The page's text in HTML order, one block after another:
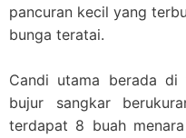
pancuran kecil yang
bunga teratai.
Candi utama berada di
bujur sangkar
terdapat 8 buah